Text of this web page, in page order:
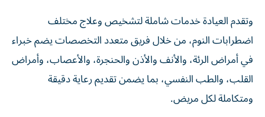
وتقدم العيادة خدمات شاملة لتشخيص وعلاج مختلف
اضطرابات النوم، من خلال فريق متعدد التخصصات يضم خبراء
في أمراض الرئة، والأنف والأذن والحنجرة، والأعصاب، وأمراض
القلب، والطب النفسي، بما يضمن تقديم رعاية دقيقة
ومتكاملة لكل مريض.